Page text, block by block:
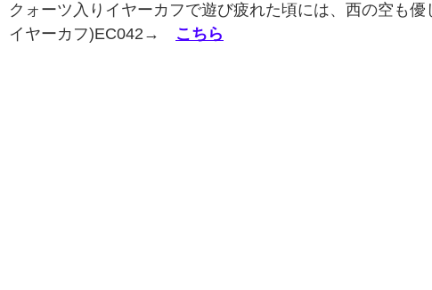
クォーツ入りイヤーカフで遊び疲れた頃には、西の空も
イヤーカフ)EC042→ こちら